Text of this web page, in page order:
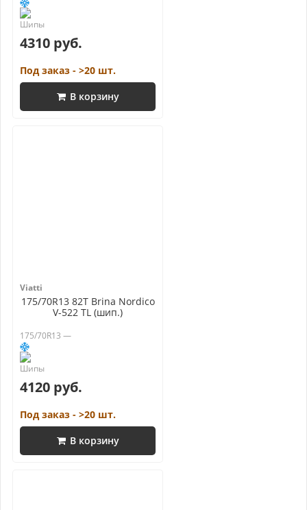
4310 руб.
Под заказ - >20 шт.
В корзину
Viatti
175/70R13 82T Brina Nordico
V-522 TL (шип.)
175/70R13 —
4120 руб.
Под заказ - >20 шт.
В корзину